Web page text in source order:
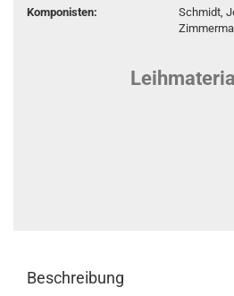
Komponisten:
Schmidt,
Beschreibung